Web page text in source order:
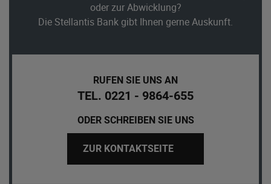
oder zur Abwicklung?
Die Stellantis Bank gibt Ihnen gerne Auskunft.
RUFEN SIE UNS AN
TEL. 0221 - 9864-655
ODER SCHREIBEN SIE UNS
ZUR KONTAKTSEITE